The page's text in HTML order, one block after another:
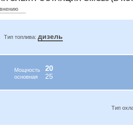
Тип топлива: дизель
Мощность
основная
20
25
Тип